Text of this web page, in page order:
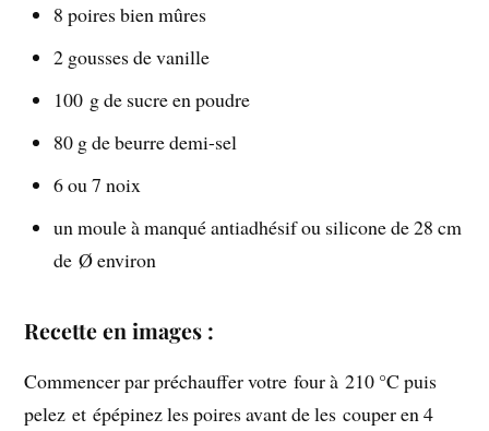
8 poires bien mûres
2 gousses de vanille
100 g de sucre en poudre
80 g de beurre demi-sel
6 ou 7 noix
un moule à manqué antiadhésif ou silicone de 28 cm
de Ø environ
Recette en images :
Commencer par préchauffer votre four à 210 °C puis
pelez et épépinez les poires avant de les couper en 4